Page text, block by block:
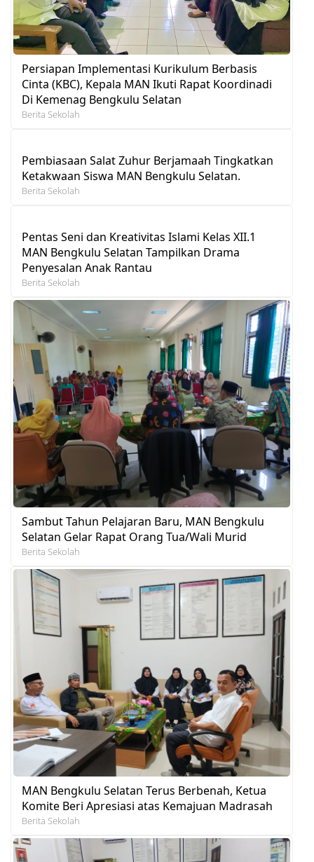
Persiapan Implementasi Kurikulum Berbasis
Cinta (KBC), Kepala MAN Ikuti Rapat Koordinadi
Di Kemenag Bengkulu Selatan
Berita Sekolah
Pembiasaan Salat Zuhur Berjamaah Tingkatkan
Ketakwaan Siswa MAN Bengkulu Selatan.
Berita Sekolah
Pentas Seni dan Kreativitas Islami Kelas XII.1
MAN Bengkulu Selatan Tampilkan Drama
Penyesalan Anak Rantau
Berita Sekolah
Sambut Tahun Pelajaran Baru, MAN Bengkulu
Selatan Gelar Rapat Orang Tua/Wali Murid
Berita Sekolah
MAN Bengkulu Selatan Terus Berbenah, Ketua
Komite Beri Apresiasi atas Kemajuan Madrasah
Berita Sekolah